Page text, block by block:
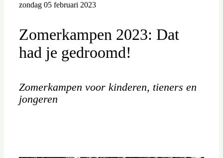
zondag 05 februari 2023
Zomerkampen 2023: Dat
had je gedroomd!
Zomerkampen voor kinderen, tieners en
jongeren